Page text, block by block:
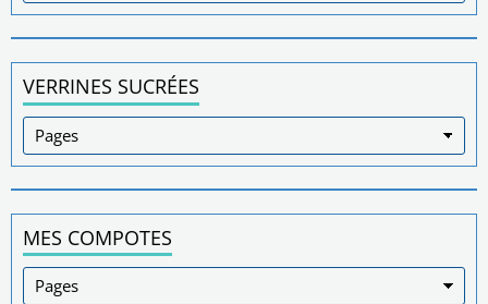
VERRINES SUCRÉES
MES COMPOTES